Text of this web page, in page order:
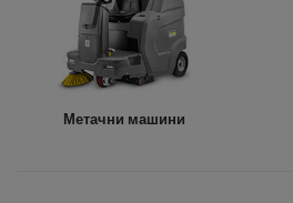
Метачни машини